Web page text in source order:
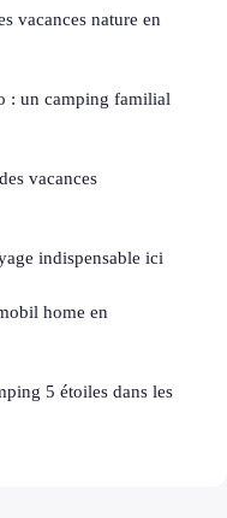
vacances nature en
: un camping familial
vacances
indispensable ici
home en
5 étoiles dans les